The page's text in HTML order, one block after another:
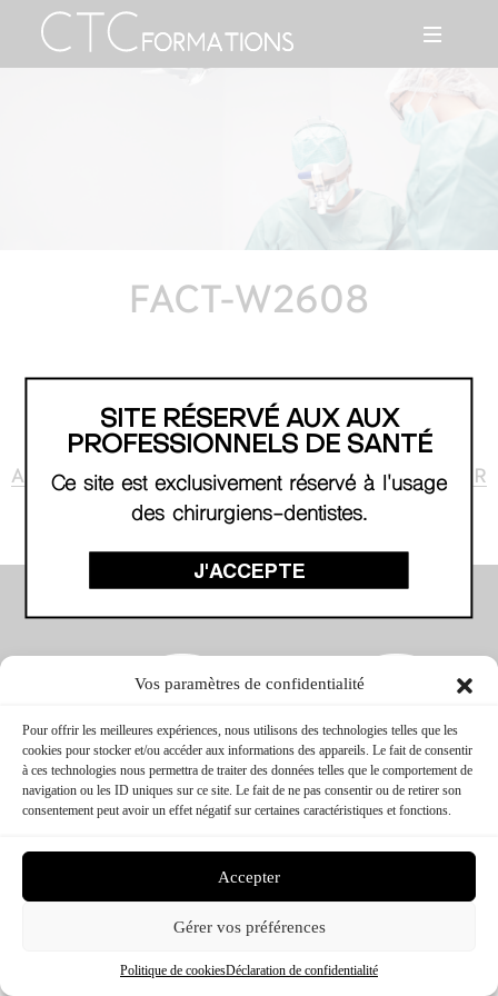
Vos paramètres de confidentialité
Pour offrir les meilleures expériences, nous utilisons des technologies telles que les
cookies pour stocker et/ou accéder aux informations des appareils. Le fait de consentir
à ces technologies nous permettra de traiter des données telles que le comportement de
navigation ou les ID uniques sur ce site. Le fait de ne pas consentir ou de retirer son
consentement peut avoir un effet négatif sur certaines caractéristiques et fonctions.
Accepter
Gérer vos préférences
Politique de cookiesDéclaration de confidentialité
FACT-W2608
AGENDA RETOUR
CTC FORMATION © 2026 – TOUS DROITS RÉSERVÉS
MENTIONS LÉGALES
SITE RÉSERVÉ AUX AUX
PROFESSIONNELS DE SANTÉ
Ce site est exclusivement réservé à l'usage
des chirurgiens-dentistes.
J'ACCEPTE